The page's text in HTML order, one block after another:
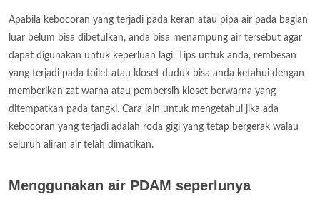
Apabila kebocoran yang terjadi pada keran atau pipa air pada bagian
luar belum bisa dibetulkan, anda bisa menampung air tersebut agar
dapat digunakan untuk keperluan lagi. Tips untuk anda, rembesan
yang terjadi pada toilet atau kloset duduk bisa anda ketahui dengan
memberikan zat warna atau pembersih kloset berwarna yang
ditempatkan pada tangki. Cara lain untuk mengetahui jika ada
kebocoran yang terjadi adalah roda gigi yang tetap bergerak walau
seluruh aliran air telah dimatikan.
Menggunakan air PDAM seperlunya